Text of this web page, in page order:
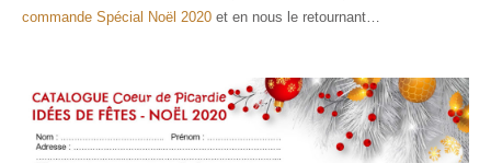
commande Spécial Noël 2020 et en nous le retournant…